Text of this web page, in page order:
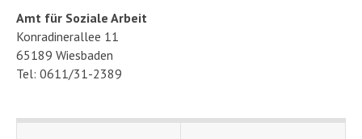
Amt für Soziale Arbeit
Konradinerallee 11
65189 Wiesbaden
Tel: 0611/31-2389